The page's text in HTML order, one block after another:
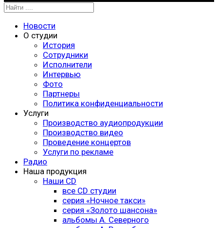
Новости
О студии
История
Сотрудники
Исполнители
Интервью
Фото
Партнеры
Политика конфиденциальности
Услуги
Производство аудиопродукции
Производство видео
Проведение концертов
Услуги по рекламе
Радио
Наша продукция
Наши CD
все CD студии
серия «Ночное такси»
серия «Золото шансона»
альбомы А. Северного